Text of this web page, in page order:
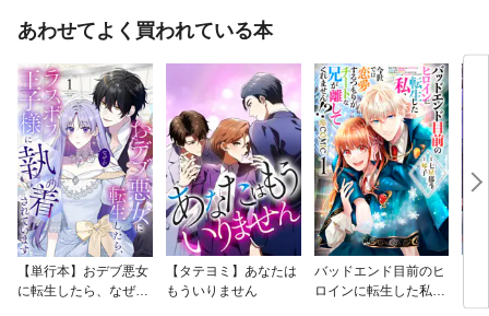
あわせてよく買われている本
【単行本】おデブ悪女
に転生したら、なぜか
【タテヨミ】あなたは
もういりません
バッドエンド目前のヒ
ロインに転生した私、